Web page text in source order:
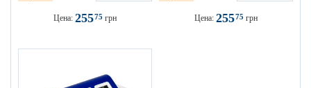
Цена: 25575 грн Цена: 25575 грн